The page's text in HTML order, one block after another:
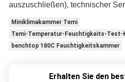
auszuschließen), technischer
Miniklimakammer Temi
Temi-Temperatur-Feuchtigkeits-Test-
benchtop 180C Feuchtigkeitskammer
Erhalten Sie den